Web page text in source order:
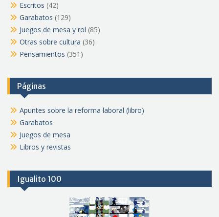
Escritos (42)
Garabatos (129)
Juegos de mesa y rol (85)
Otras sobre cultura (36)
Pensamientos (351)
Páginas
Apuntes sobre la reforma laboral (libro)
Garabatos
Juegos de mesa
Libros y revistas
Igualito 100